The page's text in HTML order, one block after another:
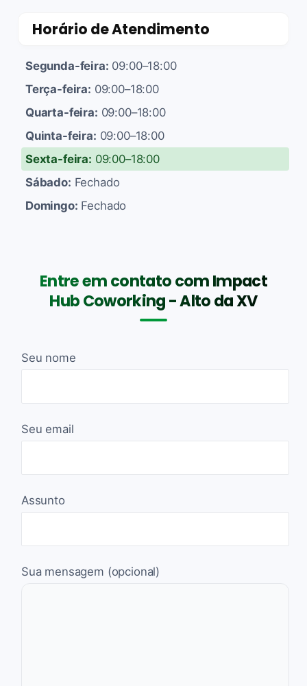
Horário de Atendimento
Segunda-feira: 09:00–18:00
Terça-feira: 09:00–18:00
Quarta-feira: 09:00–18:00
Quinta-feira: 09:00–18:00
Sexta-feira: 09:00–18:00
Sábado: Fechado
Domingo: Fechado
Entre em contato com Impact
Hub Coworking - Alto da XV
Seu nome
Seu email
Assunto
Sua mensagem (opcional)